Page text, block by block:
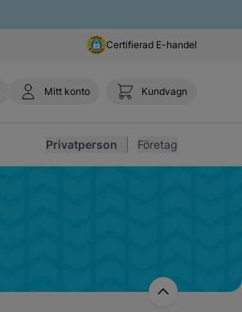
Certifierad E-handel
Mitt konto Kundvagn
Privatperson Företag